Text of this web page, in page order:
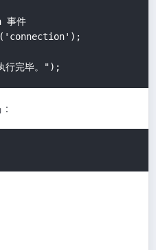
事件